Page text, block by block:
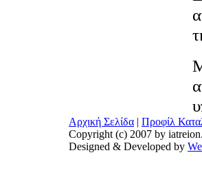
Αρχική Σελίδα | Προφίλ
Copyright (c) 2007 by
Designed & Developed by